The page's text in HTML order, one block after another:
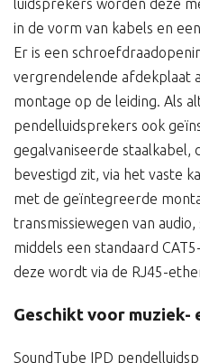
luidsprekers worden deze
in de vorm van kabels en
Er is een
vergrendelende afdekplaat
montage op de leiding. Als
pendelluidsprekers ook
gegalvaniseerde staalkabel,
bevestigd zit, via het vaste
met de geïntegreerde
transmissiewegen van
middels een standaard
deze wordt via de RJ45-
Geschikt voor muziek-
SoundTube IPD